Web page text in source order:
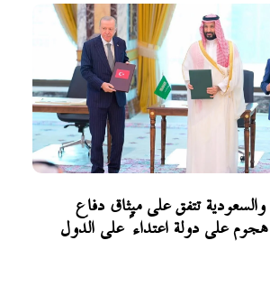
تتفق على ميثاق دفاع
على دولة اعتداءً على الدول